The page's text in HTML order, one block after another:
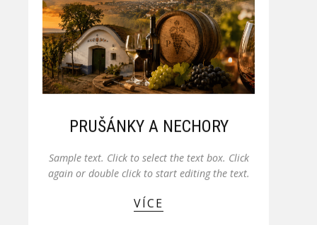
PRUŠÁNKY A NECHORY
Sample text. Click to select the text box. Click
again or double click to start editing the text.
VÍCE